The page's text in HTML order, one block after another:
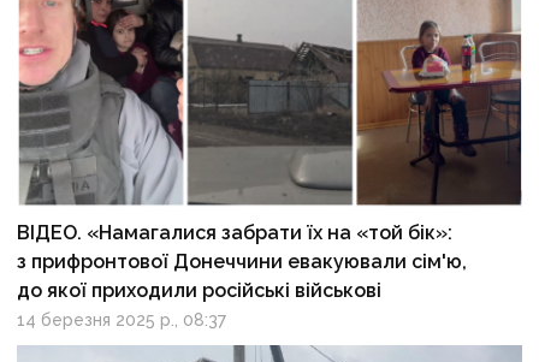
ВІДЕО. «Намагалися забрати їх на «той бік»:
з прифронтової Донеччини евакуювали сім'ю,
до якої приходили російські військові
14 березня 2025 р., 08:37